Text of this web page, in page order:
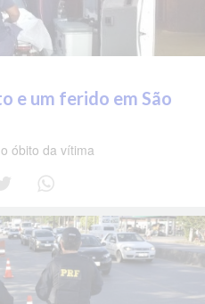
e um ferido em São
óbito da vítima